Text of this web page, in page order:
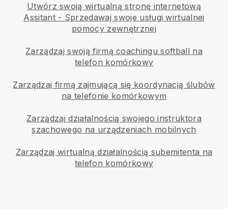
Utwórz swoją wirtualną stronę internetową
Assitant- Sprzedawaj swoje usługi wirtualnej
pomocy zewnętrznej
Zarządzaj swoją firmą coachingu softball na
telefon komórkowy
Zarządzaj firmą zajmującą się koordynacją ślubów
na telefonie komórkowym
Zarządzaj działalnością swojego instruktora
szachowego na urządzeniach mobilnych
Zarządzaj wirtualną działalnością subemitenta na
telefon komórkowy